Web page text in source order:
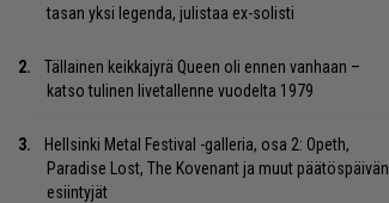
tasan yksi legenda, julistaa ex-solisti
Tällainen keikkajyrä Queen oli ennen vanhaan –
katso tulinen livetallenne vuodelta 1979
Hellsinki Metal Festival -galleria, osa 2: Opeth,
Paradise Lost, The Kovenant ja muut päätöspäivän
esiintyjät